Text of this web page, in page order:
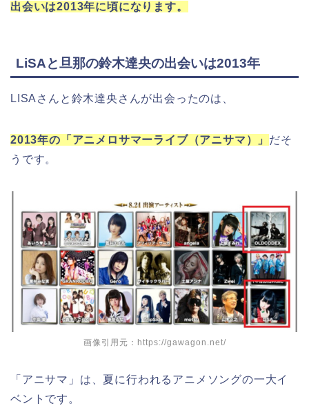
出会いは2013年に頃になります。
LiSAと旦那の鈴木達央の出会いは2013年
LISAさんと鈴木達央さんが出会ったのは、
2013年の「アニメロサマーライブ（アニサマ）」 だそ
うです。
画像引用元：https://gawagon.net/
「アニサマ」は、夏に行われるアニメソングの一大イ
ベントです。